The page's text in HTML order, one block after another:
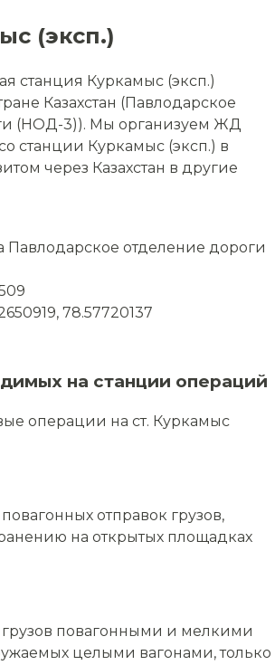
(эксп.)
станция Куркамыс (эксп.)
Казахстан (Павлодарское
(НОД-3)). Мы организуем ЖД
станции Куркамыс (эксп.) в
через Казахстан в другие
Павлодарское отделение дороги
78.57720137
на станции операций
операции на ст. Куркамыс
отправок грузов,
на открытых площадках
повагонными и мелкими
целыми вагонами, только